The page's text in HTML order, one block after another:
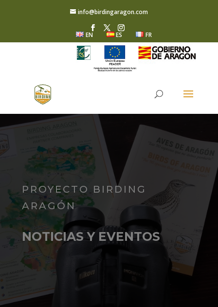
info@birdingaragon.com
EN ES FR
PROYECTO BIRDING
ARAGÓN
NOTICIAS Y EVENTOS